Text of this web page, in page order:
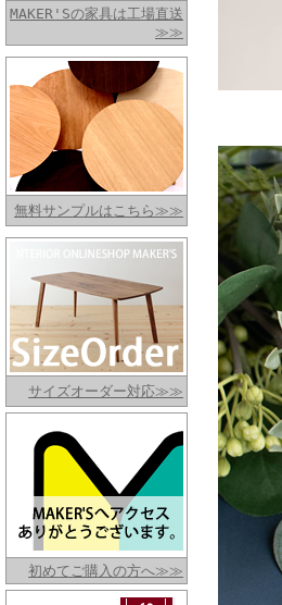
MAKER'Sの家具は工場直送
≫≫
無料サンプルはこちら≫≫
サイズオーダー対応≫≫
初めてご購入の方へ≫≫